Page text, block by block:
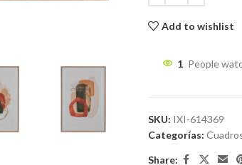
Add to wishlist
1 People
SKU: IXI-614369
Categorías:
Share: